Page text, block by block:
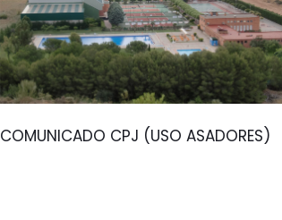
COMUNICADO CPJ (USO ASADORES)